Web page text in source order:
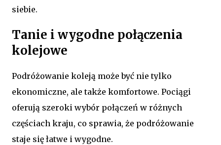
siebie.
Tanie i wygodne połączenia
kolejowe
Podróżowanie koleją może być nie tylko
ekonomiczne, ale także komfortowe. Pociągi
oferują szeroki wybór połączeń w różnych
częściach kraju, co sprawia, że podróżowanie
staje się łatwe i wygodne.